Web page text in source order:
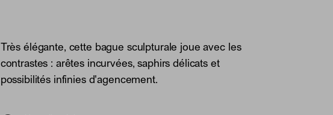
Très élégante, cette bague sculpturale joue avec les
contrastes : arêtes incurvées, saphirs délicats et
possibilités infinies d'agencement.